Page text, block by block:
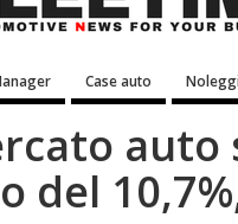
Case auto
auto
del